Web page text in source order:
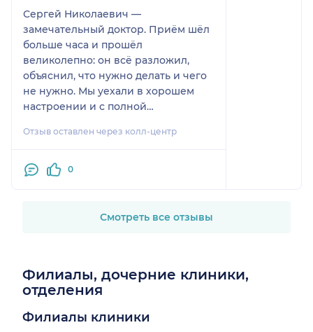
Сергей Николаевич —
замечательный доктор. Приём шёл
больше часа и прошёл
великолепно: он всё разложил,
объяснил, что нужно делать и чего
не нужно. Мы уехали в хорошем
настроении и с полной
лечение облегчило маме жизнь,
позвоночнике, а сейчас мы уже
очень ему благодарна и
Отзыв оставлен через колл-центр
0
Смотреть все отзывы
Филиалы, дочерние клиники,
отделения
Филиалы клиники